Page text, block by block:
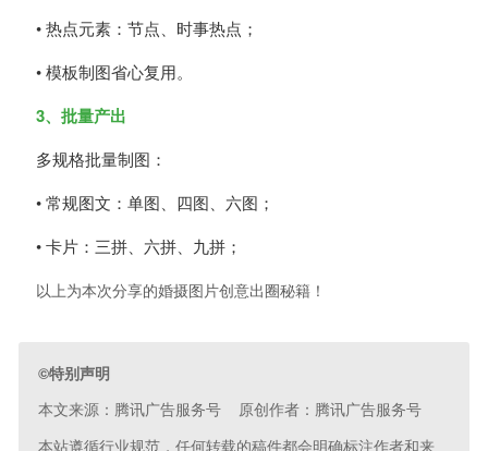
• 热点元素：节点、时事热点；
• 模板制图省心复用。
3、批量产出
多规格批量制图：
• 常规图文：单图、四图、六图；
• 卡片：三拼、六拼、九拼；
以上为本次分享的婚摄图片创意出圈秘籍！
©特别声明
本文来源：腾讯广告服务号 原创作者：腾讯广告服务号
本站遵循行业规范，任何转载的稿件都会明确标注作者和来